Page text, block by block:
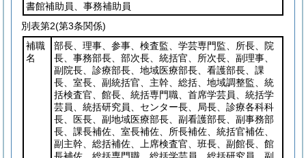
書館補助員、事務補助員
別表第2(第3条関係)
補職
名
部長、理事、参事、検査監、学芸専門監、所長、院
長、事務部長、部次長、統括官、所次長、副理事、
副院長、診療部長、地域医療部長、看護部長、課
長、室長、副統括官、主幹、総括、地域調整監、統
括検査官、館長、統括専門職、首席学芸員、統括学
芸員、統括研究員、センター長、局長、診療各科科
長、医長、副地域医療部長、副看護部長、副事務部
長、課長補佐、室長補佐、所長補佐、統括官補佐、
副主幹、総括補佐、上席検査官、班長、副館長、館